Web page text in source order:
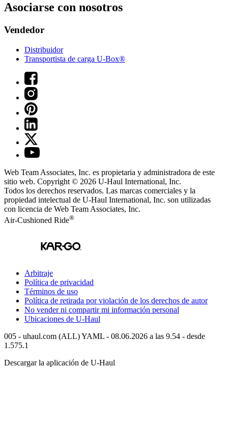
Asociarse con nosotros
Vendedor
Distribuidor
Transportista de carga U-Box®
Web Team Associates, Inc. es propietaria y administradora de este
sitio web. Copyright © 2026 U-Haul International, Inc.
Todos los derechos reservados. Las marcas comerciales y la
propiedad intelectual de U-Haul International, Inc. son utilizadas
con licencia de Web Team Associates, Inc.
Air-Cushioned Ride®
Arbitraje
Política de privacidad
Términos de uso
Política de retirada por violación de los derechos de autor
No vender ni compartir mi información personal
Ubicaciones de U-Haul
005 - uhaul.com (ALL) YAML - 08.06.2026 a las 9.54 - desde
1.575.1
Descargar la aplicación de U-Haul